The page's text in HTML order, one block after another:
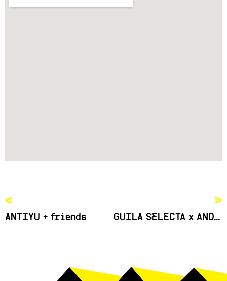
<
ANTIYU + friends
>
GUILA SELECTA x ANDAO